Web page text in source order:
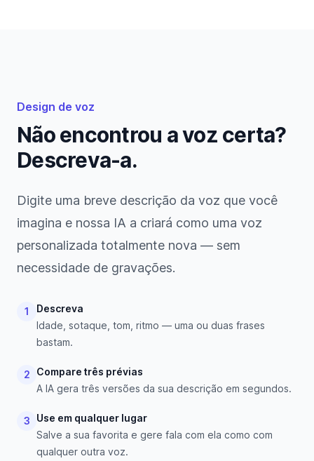
Design de voz
Não encontrou a voz certa?
Descreva-a.
Digite uma breve descrição da voz que você
imagina e nossa IA a criará como uma voz
personalizada totalmente nova — sem
necessidade de gravações.
1
Descreva
Idade, sotaque, tom, ritmo — uma ou duas frases
bastam.
2
Compare três prévias
A IA gera três versões da sua descrição em segundos.
3
Use em qualquer lugar
Salve a sua favorita e gere fala com ela como com
qualquer outra voz.